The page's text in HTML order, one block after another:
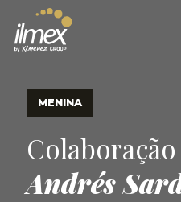
MENINA
Andrés